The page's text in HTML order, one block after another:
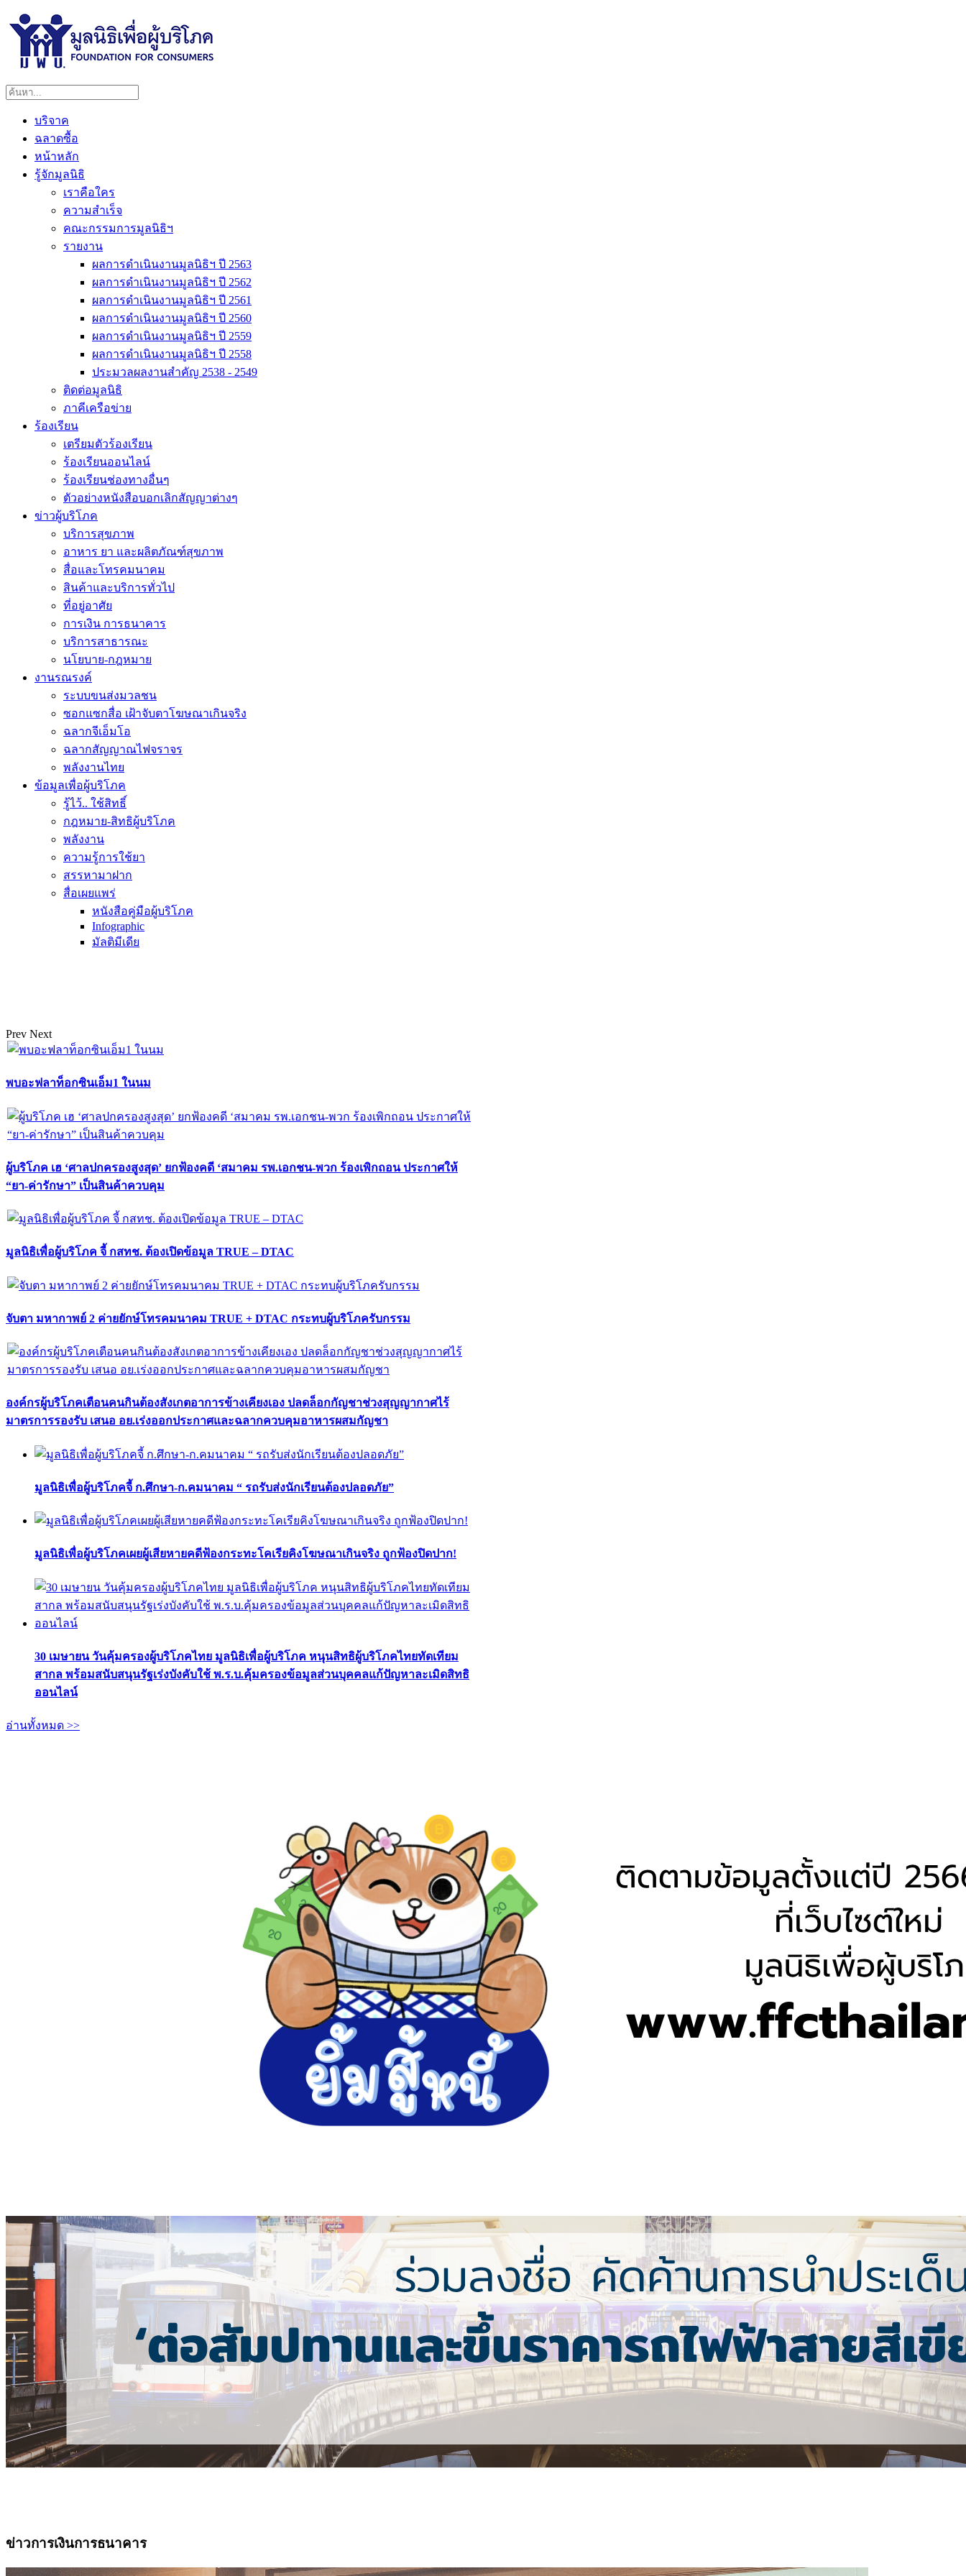
บริจาค
ฉลาดซื้อ
หน้าหลัก
รู้จักมูลนิธิ
เราคือใคร
ความสำเร็จ
คณะกรรมการมูลนิธิฯ
รายงาน
ผลการดำเนินงานมูลนิธิฯ ปี 2563
ผลการดำเนินงานมูลนิธิฯ ปี 2562
ผลการดำเนินงานมูลนิธิฯ ปี 2561
ผลการดำเนินงานมูลนิธิฯ ปี 2560
ผลการดำเนินงานมูลนิธิฯ ปี 2559
ผลการดำเนินงานมูลนิธิฯ ปี 2558
ประมวลผลงานสำคัญ 2538 - 2549
ติดต่อมูลนิธิ
ภาคีเครือข่าย
ร้องเรียน
เตรียมตัวร้องเรียน
ร้องเรียนออนไลน์
ร้องเรียนช่องทางอื่นๆ
ตัวอย่างหนังสือบอกเลิกสัญญาต่างๆ
ข่าวผู้บริโภค
บริการสุขภาพ
อาหาร ยา และผลิตภัณฑ์สุขภาพ
สื่อและโทรคมนาคม
สินค้าและบริการทั่วไป
ที่อยู่อาศัย
การเงิน การธนาคาร
บริการสาธารณะ
นโยบาย-กฎหมาย
งานรณรงค์
ระบบขนส่งมวลชน
ซอกแซกสื่อ เฝ้าจับตาโฆษณาเกินจริง
ฉลากจีเอ็มโอ
ฉลากสัญญาณไฟจราจร
พลังงานไทย
ข้อมูลเพื่อผู้บริโภค
รู้ไว้.. ใช้สิทธิ์
กฎหมาย-สิทธิผู้บริโภค
พลังงาน
ความรู้การใช้ยา
สรรหามาฝาก
สื่อเผยแพร่
หนังสือคู่มือผู้บริโภค
Infographic
มัลติมีเดีย
Prev Next
พบอะฟลาท็อกซินเอ็ม1 ในนม
ผู้บริโภค เฮ ‘ศาลปกครองสูงสุด’ ยกฟ้องคดี ‘สมาคม รพ.เอกชน-พวก ร้องเพิกถอน ประกาศให้
“ยา-ค่ารักษา” เป็นสินค้าควบคุม
มูลนิธิเพื่อผู้บริโภค จี้ กสทช. ต้องเปิดข้อมูล TRUE – DTAC
จับตา มหากาพย์ 2 ค่ายยักษ์โทรคมนาคม TRUE + DTAC กระทบผู้บริโภครับกรรม
องค์กรผู้บริโภคเตือนคนกินต้องสังเกตอาการข้างเคียงเอง ปลดล็อกกัญชาช่วงสุญญากาศไร้
มาตรการรองรับ เสนอ อย.เร่งออกประกาศและฉลากควบคุมอาหารผสมกัญชา
มูลนิธิเพื่อผู้บริโภคจี้ ก.ศึกษา-ก.คมนาคม “ รถรับส่งนักเรียนต้องปลอดภัย”
มูลนิธิเพื่อผู้บริโภคเผยผู้เสียหายคดีฟ้องกระทะโคเรียคิงโฆษณาเกินจริง ถูกฟ้องปิดปาก!
30 เมษายน วันคุ้มครองผู้บริโภคไทย มูลนิธิเพื่อผู้บริโภค หนุนสิทธิผู้บริโภคไทยทัดเทียม
สากล พร้อมสนับสนุนรัฐเร่งบังคับใช้ พ.ร.บ.คุ้มครองข้อมูลส่วนบุคคลแก้ปัญหาละเมิดสิทธิ
ออนไลน์
อ่านทั้งหมด >>
ข่าวการเงินการธนาคาร